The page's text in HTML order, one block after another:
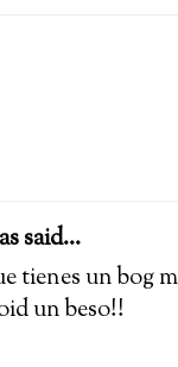
said...
tienes un bog
un beso!!